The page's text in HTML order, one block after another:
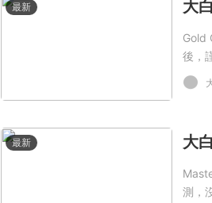
最新
Gold
後，
最新
測，